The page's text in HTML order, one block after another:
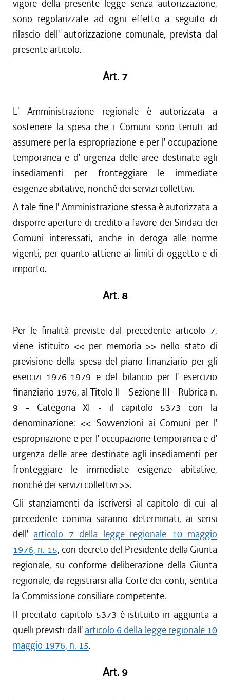
vigore della presente legge senza autorizzazione,
sono regolarizzate ad ogni effetto a seguito di
rilascio dell' autorizzazione comunale, prevista dal
presente articolo.
Art. 7
L' Amministrazione regionale è autorizzata a
sostenere la spesa che i Comuni sono tenuti ad
assumere per la espropriazione e per l' occupazione
temporanea e d' urgenza delle aree destinate agli
insediamenti per fronteggiare le immediate
esigenze abitative, nonché dei servizi collettivi.
A tale fine l' Amministrazione stessa è autorizzata a
disporre aperture di credito a favore dei Sindaci dei
Comuni interessati, anche in deroga alle norme
vigenti, per quanto attiene ai limiti di oggetto e di
importo.
Art. 8
Per le finalità previste dal precedente articolo 7,
viene istituito << per memoria >> nello stato di
previsione della spesa del piano finanziario per gli
esercizi 1976-1979 e del bilancio per l' esercizio
finanziario 1976, al Titolo II - Sezione III - Rubrica n.
9 - Categoria XI - il capitolo 5373 con la
denominazione: << Sovvenzioni ai Comuni per l'
espropriazione e per l' occupazione temporanea e d'
urgenza delle aree destinate agli insediamenti per
fronteggiare le immediate esigenze abitative,
nonché dei servizi collettivi >>.
Gli stanziamenti da iscriversi al capitolo di cui al
precedente comma saranno determinati, ai sensi
dell' articolo 7 della legge regionale 10 maggio
1976, n. 15, con decreto del Presidente della Giunta
regionale, su conforme deliberazione della Giunta
regionale, da registrarsi alla Corte dei conti, sentita
la Commissione consiliare competente.
Il precitato capitolo 5373 è istituito in aggiunta a
quelli previsti dall' articolo 6 della legge regionale 10
maggio 1976, n. 15.
Art. 9